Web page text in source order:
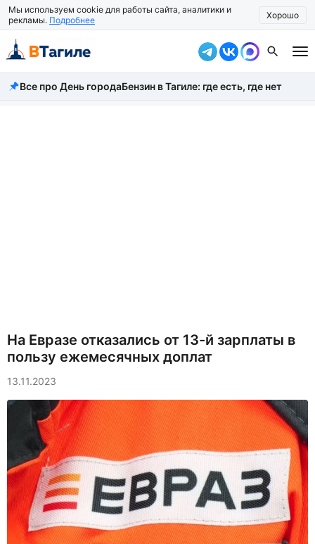
Мы используем cookie для работы сайта, аналитики и
рекламы. Подробнее Хорошо
Все новости
Все про День городаБензин в Тагиле: где есть, где нет
На Евразе отказались от 13-й зарплаты в
пользу ежемесячных доплат
13.11.2023